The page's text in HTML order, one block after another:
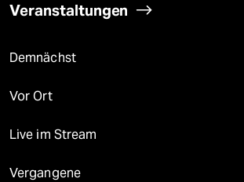
Veranstaltungen
Demnächst
Vor Ort
Live im Stream
Vergangene